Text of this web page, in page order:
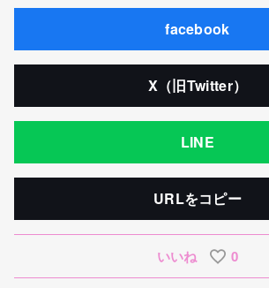
facebook
X（旧Twitter）
LINE
URLをコピー
いいね 0